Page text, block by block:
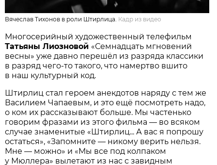
Вячеслав Тихонов в роли Штирлица. Кадр из видео
Многосерийный художественный телефильм
Татьяны Лиозновой «Семнадцать мгновений
весны» уже давно перешёл из разряда классики
в разряд чего-то такого, что намертво вшито
в наш культурный код.
Штирлиц стал героем анекдотов наряду с тем же
Василием Чапаевым, и это ещё посмотреть надо,
о ком их рассказывают больше. Мы частенько
говорим фразами из этого фильма — во всяком
случае знаменитые «Штирлиц... А вас я попрошу
остаться», «Запомните — никому верить нельзя.
Мне — можно» и «Мы все под колпаком
у Мюллера» вылетают из нас с завидным